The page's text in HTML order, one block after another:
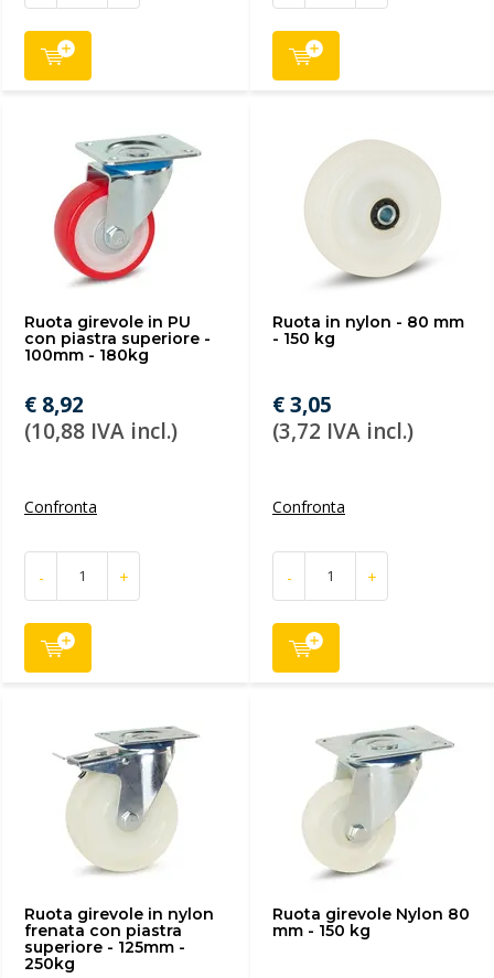
Ruota girevole in PU
con piastra superiore -
100mm - 180kg
€ 8,92
(10,88 IVA incl.)
Confronta
- +
Ruota in nylon - 80 mm
- 150 kg
€ 3,05
(3,72 IVA incl.)
Confronta
- +
Ruota girevole in nylon
frenata con piastra
superiore - 125mm -
250kg
Ruota girevole Nylon 80
mm - 150 kg